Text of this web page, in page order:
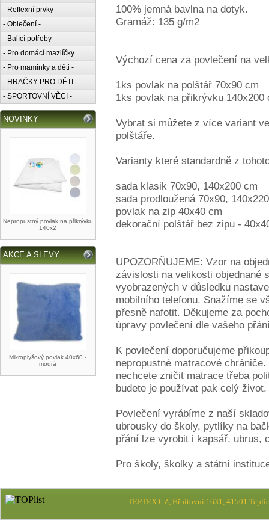
- Reflexní prvky -
- Oblečení -
- Balící potřeby -
- Pro domácí mazlíčky
- Pro maminky a děti -
- HRAČKY PRO DĚTI -
- SPORTOVNÍ VĚCI -
NOVINKY
Nepropustný povlak na přikrývku
140x2
AKCE A SLEVY
Mikroplyšový povlak 40x60 -
modrá
100% jemná bavlna na dotyk.
Gramáž: 135 g/m2
Výchozí cena za povlečení na
1ks povlak na polštář 70x90 cm
1ks povlak na přikrývku 140x200
Vybrat si můžete z více variant
polštáře.
Varianty které standardně z
sada klasik 70x90, 140x200 cm
sada prodloužená 70x90,
povlak na zip 40x40 cm
dekorační polštář bez zipu -
UPOZORŇUJEME: Vzor na
závislosti na velikosti objednané
vyobrazených v důsledku
mobilního telefonu. Snažíme se
přesně nafotit. Děkujeme za
úpravy povlečení dle vašeho
K povlečení doporučujeme
nepropustné matracové
nechcete zničit matrace třeba
budete je používat pak celý život.
Povlečení vyrábíme z naší
ubrousky do školy, pytlíky na
přání lze vyrobit i kapsář, ubrus,
Pro školy, školky a státní
TEPTEX.CZ, Hřbitovní 1631, 41501